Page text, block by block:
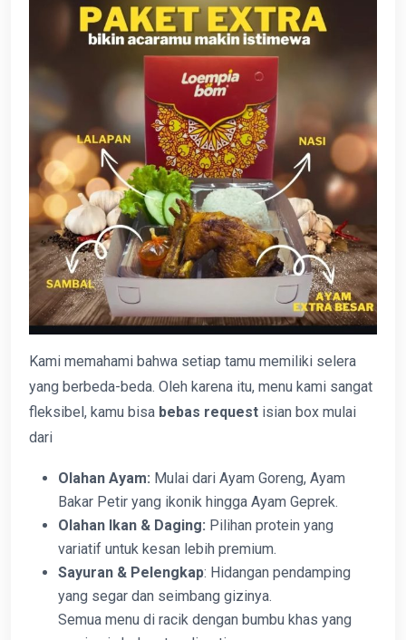
Kami memahami bahwa setiap tamu memiliki selera
yang berbeda-beda. Oleh karena itu, menu kami sangat
fleksibel, kamu bisa bebas request isian box mulai
dari
Olahan Ayam: Mulai dari Ayam Goreng, Ayam
Bakar Petir yang ikonik hingga Ayam Geprek.
Olahan Ikan & Daging: Pilihan protein yang
variatif untuk kesan lebih premium.
Sayuran & Pelengkap: Hidangan pendamping
yang segar dan seimbang gizinya.
Semua menu di racik dengan bumbu khas yang